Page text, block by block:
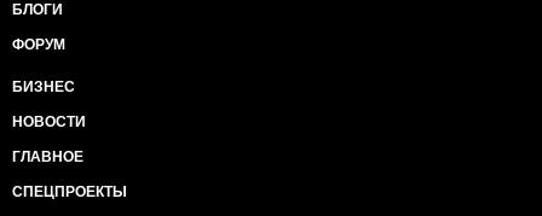
БЛОГИ
ФОРУМ
БИЗНЕС
НОВОСТИ
ГЛАВНОЕ
СПЕЦПРОЕКТЫ